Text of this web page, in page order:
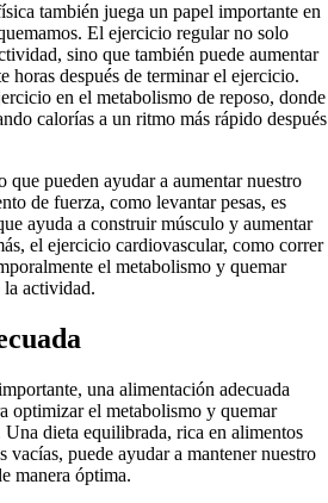
también juega un papel importante en
El ejercicio regular no solo
sino que también puede aumentar
horas después de terminar el ejercicio.
en el metabolismo de reposo, donde
calorías a un ritmo más rápido después
pueden ayudar a aumentar nuestro
de fuerza, como levantar pesas, es
ayuda a construir músculo y aumentar
el ejercicio cardiovascular, como correr
el metabolismo y quemar
la actividad.
una alimentación adecuada
optimizar el metabolismo y quemar
dieta equilibrada, rica en alimentos
puede ayudar a mantener nuestro
manera óptima.